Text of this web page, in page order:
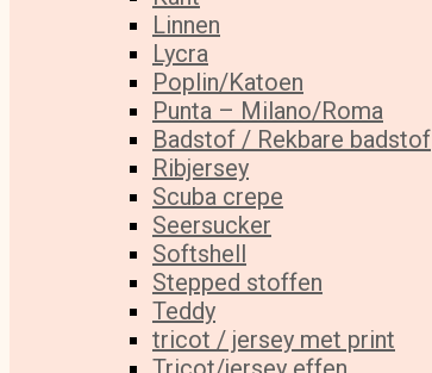
Linnen
Lycra
Poplin/Katoen
Punta – Milano/Roma
Badstof / Rekbare badstof
Ribjersey
Scuba crepe
Seersucker
Softshell
Stepped stoffen
Teddy
tricot / jersey met print